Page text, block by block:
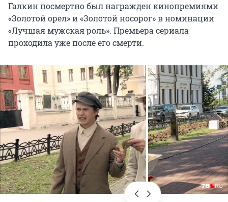
Галкин посмертно был награжден кинопремиями
«Золотой орел» и «Золотой носорог» в номинации
«Лучшая мужская роль». Премьера сериала
проходила уже после его смерти.